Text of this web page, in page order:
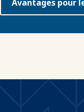
Avantages pour